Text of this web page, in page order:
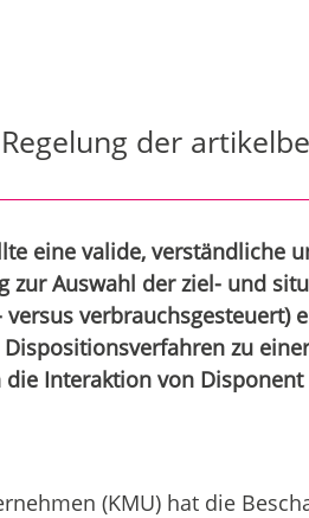
der
eine valide, verständliche
zur Auswahl der ziel- und
verbrauchsgesteuert)
zu
Interaktion von
(KMU) hat die